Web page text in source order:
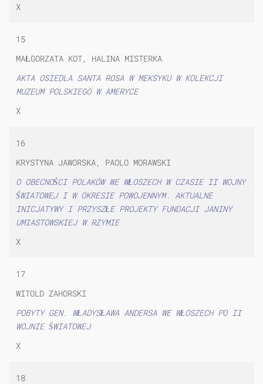
X
15
MAŁGORZATA KOT, HALINA MISTERKA
AKTA OSIEDLA SANTA ROSA W MEKSYKU W KOLEKCJI
MUZEUM POLSKIEGO W AMERYCE
X
16
KRYSTYNA JAWORSKA, PAOLO MORAWSKI
O OBECNOŚCI POLAKÓW WE WŁOSZECH W CZASIE II WOJNY
ŚWIATOWEJ I W OKRESIE POWOJENNYM. AKTUALNE
INICJATYWY I PRZYSZŁE PROJEKTY FUNDACJI JANINY
UMIASTOWSKIEJ W RZYMIE
X
17
WITOLD ZAHORSKI
POBYTY GEN. WŁADYSŁAWA ANDERSA WE WŁOSZECH PO II
WOJNIE ŚWIATOWEJ
X
18